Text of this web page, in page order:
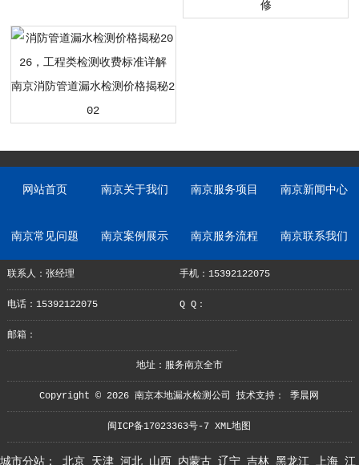
修
南京消防管道漏水检测价格揭秘2
02
网站首页 南京关于我们 南京服务项目 南京新闻中心
南京常见问题 南京案例展示 南京服务流程 南京联系我们
联系人：张经理 手机：15392122075
电话：15392122075 Q Q：
邮箱：
地址：服务南京全市
Copyright © 2026 南京本地漏水检测公司 技术支持：季晨网
闽ICP备17023363号-7 XML地图
城市分站： 北京 天津 河北 山西 内蒙古 辽宁 吉林 黑龙江 上海 江